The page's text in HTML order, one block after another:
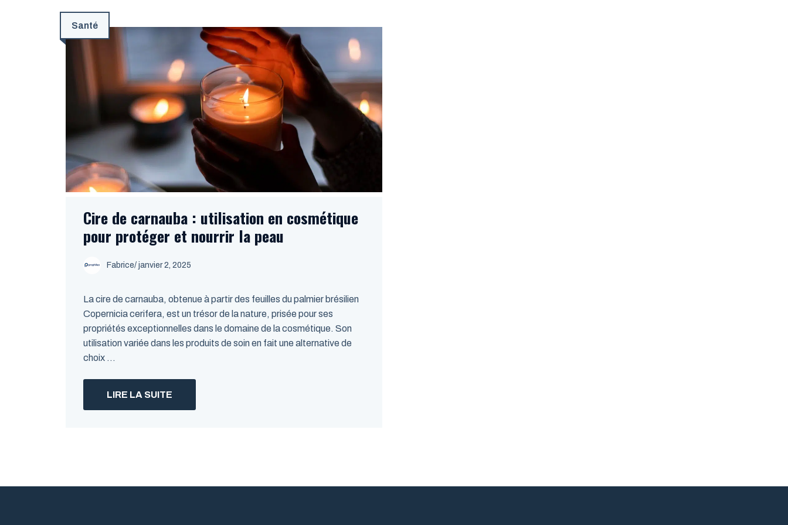
Santé
Cire de carnauba : utilisation en cosmétique
pour protéger et nourrir la peau
Fabrice/ janvier 2, 2025
La cire de carnauba, obtenue à partir des feuilles du palmier brésilien
Copernicia cerifera, est un trésor de la nature, prisée pour ses
propriétés exceptionnelles dans le domaine de la cosmétique. Son
utilisation variée dans les produits de soin en fait une alternative de
choix ...
LIRE LA SUITE